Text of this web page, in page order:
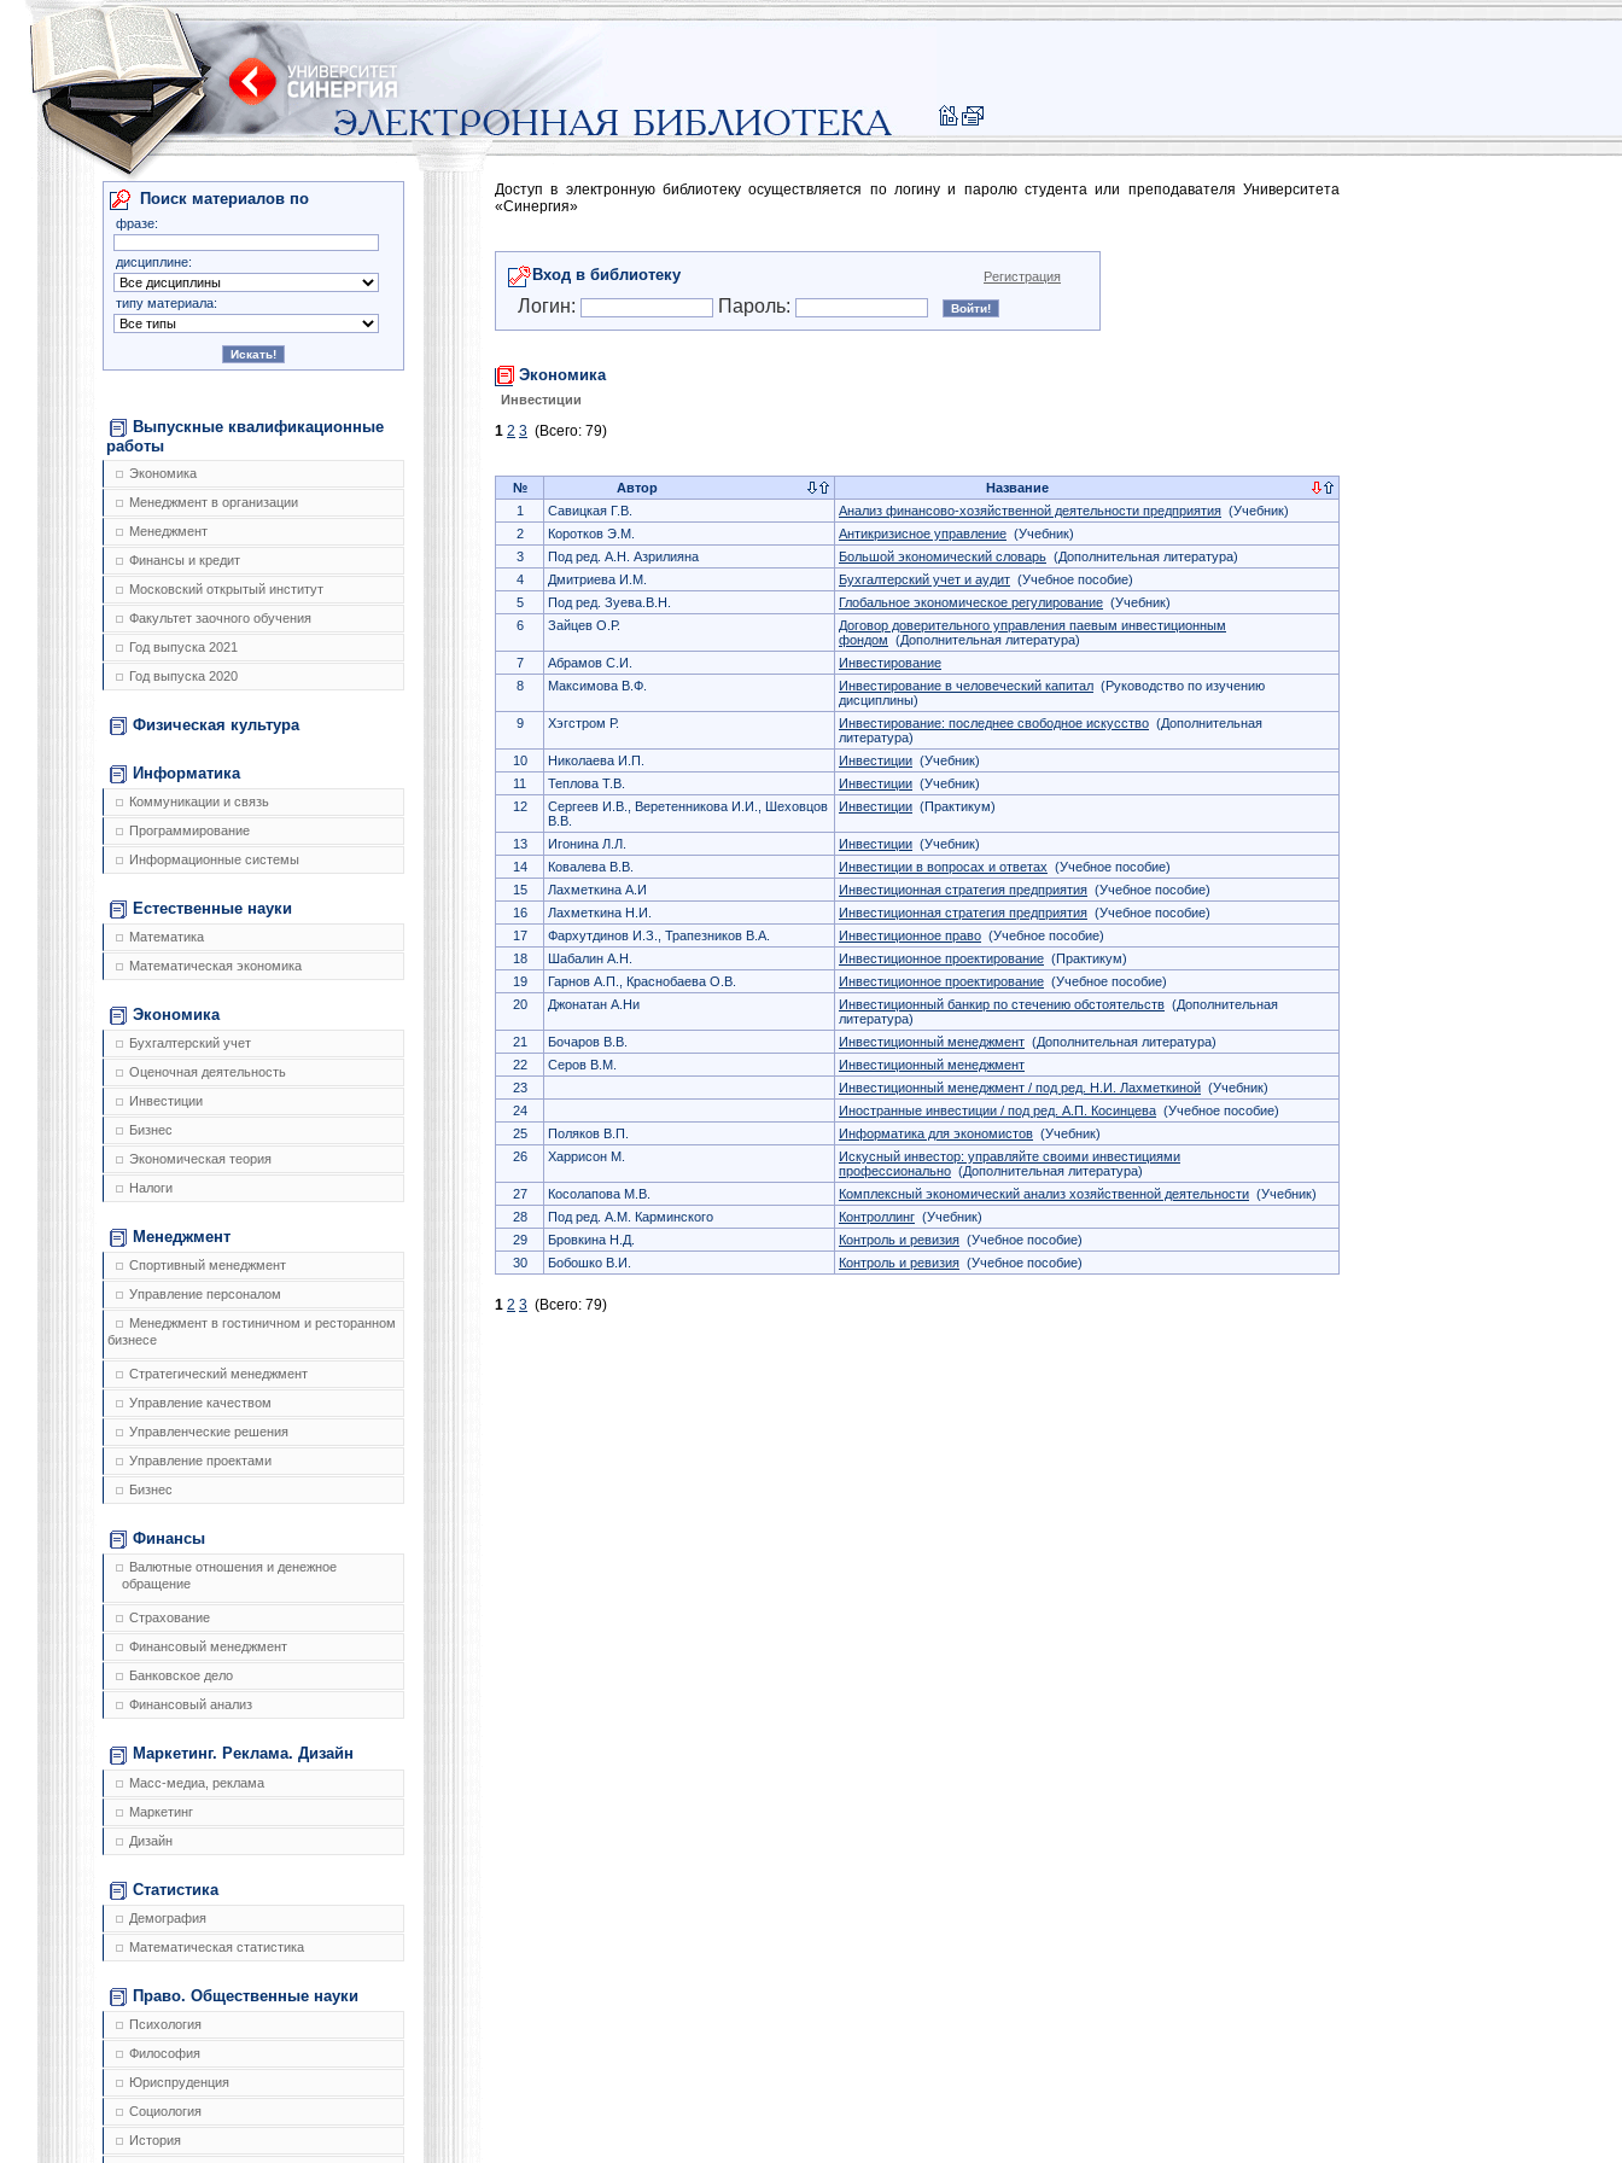
Поиск материалов по
фразе:
дисциплине:
типу материала:
Выпускные квалификационные
работы
Экономика
Менеджмент в организации
Менеджмент
Финансы и кредит
Московский открытый институт
Факультет заочного обучения
Год выпуска 2021
Год выпуска 2020
Физическая культура
Информатика
Коммуникации и связь
Программирование
Информационные системы
Естественные науки
Математика
Математическая экономика
Экономика
Бухгалтерский учет
Оценочная деятельность
Инвестиции
Бизнес
Экономическая теория
Налоги
Менеджмент
Спортивный менеджмент
Управление персоналом
Менеджмент в гостиничном и ресторанном
бизнесе
Стратегический менеджмент
Управление качеством
Управленческие решения
Управление проектами
Бизнес
Финансы
Валютные отношения и денежное
обращение
Страхование
Финансовый менеджмент
Банковское дело
Финансовый анализ
Маркетинг. Реклама. Дизайн
Масс-медиа, реклама
Маркетинг
Дизайн
Статистика
Демография
Математическая статистика
Право. Общественные науки
Психология
Философия
Юриспруденция
Социология
История
Доступ в электронную библиотеку осуществляется по логину и паролю студента или преподавателя Университета
«Синергия»
Вход в библиотеку Регистрация
Логин: Пароль:
Экономика
Инвестиции
1 2 3 (Всего: 79)
№ Автор
Название
1
Савицкая Г.В. Анализ финансово-хозяйственной деятельности предприятия (Учебник)
2
Коротков Э.М. Антикризисное управление (Учебник)
3
Под ред. А.Н. Азрилияна Большой экономический словарь (Дополнительная литература)
4
Дмитриева И.М. Бухгалтерский учет и аудит (Учебное пособие)
5
Под ред. Зуева.В.Н. Глобальное экономическое регулирование (Учебник)
6
Зайцев О.Р.
Договор доверительного управления паевым инвестиционным
фондом (Дополнительная литература)
7
Абрамов С.И.
Инвестирование
8
Максимова В.Ф. Инвестирование в человеческий капитал (Руководство по изучению
дисциплины)
9
Хэгстром Р. Инвестирование: последнее свободное искусство (Дополнительная
литература)
10
Николаева И.П. Инвестиции (Учебник)
11
Теплова Т.В. Инвестиции (Учебник)
12
Сергеев И.В., Веретенникова И.И., Шеховцов
В.В.
Инвестиции (Практикум)
13 Игонина Л.Л. Инвестиции (Учебник)
14
Ковалева В.В. Инвестиции в вопросах и ответах (Учебное пособие)
15
Лахметкина А.И Инвестиционная стратегия предприятия (Учебное пособие)
16
Лахметкина Н.И. Инвестиционная стратегия предприятия (Учебное пособие)
17
Фархутдинов И.З., Трапезников В.А. Инвестиционное право (Учебное пособие)
18
Шабалин А.Н. Инвестиционное проектирование (Практикум)
19
Гарнов А.П., Краснобаева О.В. Инвестиционное проектирование (Учебное пособие)
20
Джонатан А.Ни Инвестиционный банкир по стечению обстоятельств (Дополнительная
литература)
21
Бочаров В.В. Инвестиционный менеджмент (Дополнительная литература)
22
Серов В.М.
Инвестиционный менеджмент
23
Инвестиционный менеджмент / под ред. Н.И. Лахметкиной (Учебник)
24
Иностранные инвестиции / под ред. А.П. Косинцева (Учебное пособие)
25
Поляков В.П. Информатика для экономистов (Учебник)
26
Харрисон М.
Искусный инвестор: управляйте своими инвестициями
профессионально (Дополнительная литература)
27
Косолапова М.В. Комплексный экономический анализ хозяйственной деятельности (Учебник)
28
Под ред. А.М. Карминского Контроллинг (Учебник)
29
Бровкина Н.Д. Контроль и ревизия (Учебное пособие)
30
Бобошко В.И. Контроль и ревизия (Учебное пособие)
1 2 3 (Всего: 79)